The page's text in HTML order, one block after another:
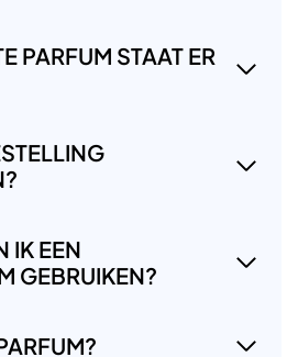
PARFUM STAAT ER
IK EEN
GEBRUIKEN?